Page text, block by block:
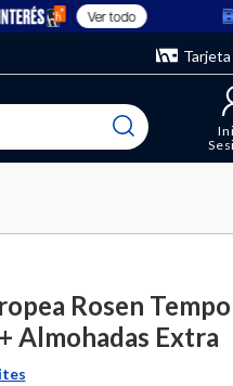
Ver todo
y elimina los que ya no
Rosen
Almohadas Extra